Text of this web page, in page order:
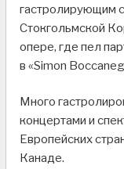
гастролирующим
Стокгольмской
опере, где пел
в «Simon
Много
концертами и
Европейских
Канаде.